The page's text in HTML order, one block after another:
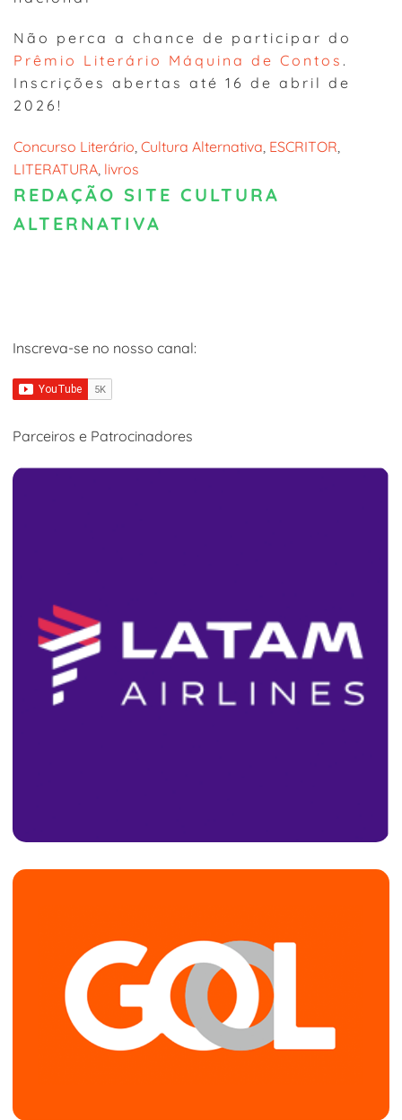
Não perca a chance de participar do
Prêmio Literário Máquina de Contos .
Inscrições abertas até 16 de abril de
2026!
Concurso Literário, Cultura Alternativa, ESCRITOR
LITERATURA, livros
REDAÇÃO SITE CULTURA
ALTERNATIVA
Inscreva-se no nosso canal:
Parceiros e Patrocinadores